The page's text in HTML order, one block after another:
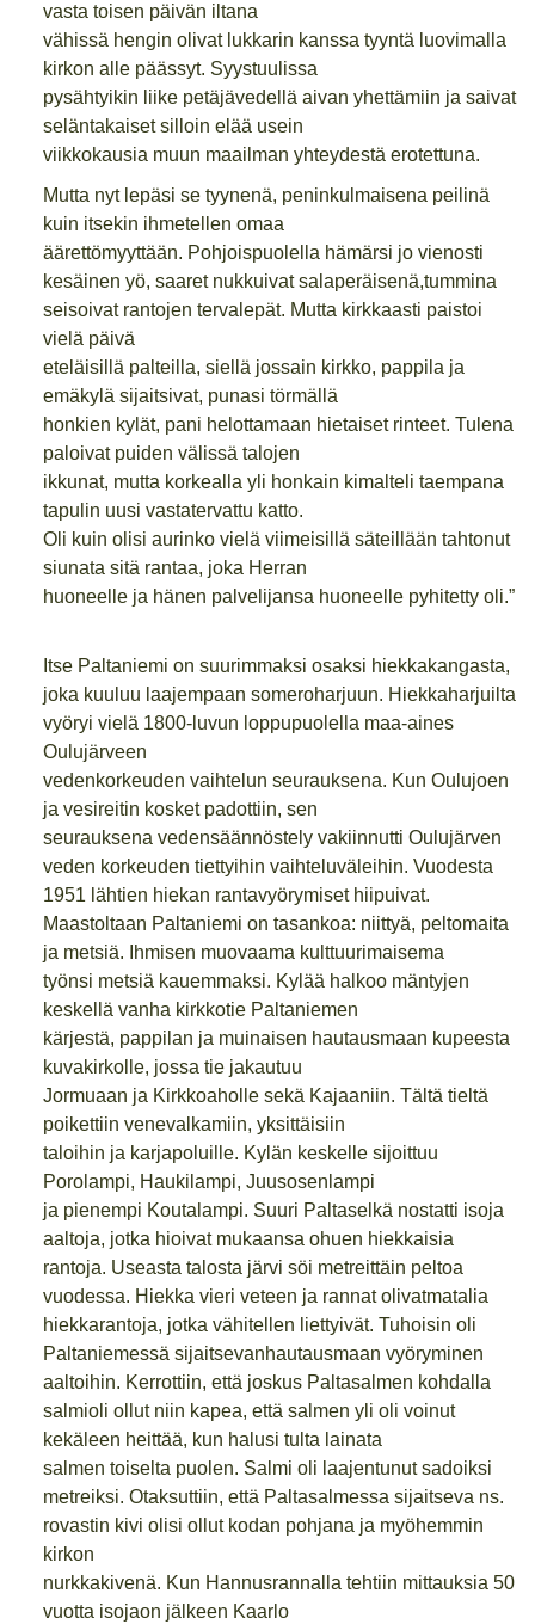
vasta toisen päivän iltana
vähissä hengin olivat lukkarin kanssa tyyntä luovimalla
kirkon alle päässyt. Syystuulissa
pysähtyikin liike petäjävedellä aivan yhettämiin ja saivat
seläntakaiset silloin elää usein
viikkokausia muun maailman yhteydestä erotettuna.
Mutta nyt lepäsi se tyynenä, peninkulmaisena peilinä
kuin itsekin ihmetellen omaa
äärettömyyttään. Pohjoispuolella hämärsi jo vienosti
kesäinen yö, saaret nukkuivat salaperäisenä,tummina
seisoivat rantojen tervalepät. Mutta kirkkaasti paistoi
vielä päivä
eteläisillä palteilla, siellä jossain kirkko, pappila ja
emäkylä sijaitsivat, punasi törmällä
honkien kylät, pani helottamaan hietaiset rinteet. Tulena
paloivat puiden välissä talojen
ikkunat, mutta korkealla yli honkain kimalteli taempana
tapulin uusi vastatervattu katto.
Oli kuin olisi aurinko vielä viimeisillä säteillään tahtonut
siunata sitä rantaa, joka Herran
huoneelle ja hänen palvelijansa huoneelle pyhitetty oli.”
Itse Paltaniemi on suurimmaksi osaksi hiekkakangasta,
joka kuuluu laajempaan someroharjuun. Hiekkaharjuilta
vyöryi vielä 1800-luvun loppupuolella maa-aines
Oulujärveen
vedenkorkeuden vaihtelun seurauksena. Kun Oulujoen
ja vesireitin kosket padottiin, sen
seurauksena vedensäännöstely vakiinnutti Oulujärven
veden korkeuden tiettyihin vaihteluväleihin. Vuodesta
1951 lähtien hiekan rantavyörymiset hiipuivat.
Maastoltaan Paltaniemi on tasankoa: niittyä, peltomaita
ja metsiä. Ihmisen muovaama kulttuurimaisema
työnsi metsiä kauemmaksi. Kylää halkoo mäntyjen
keskellä vanha kirkkotie Paltaniemen
kärjestä, pappilan ja muinaisen hautausmaan kupeesta
kuvakirkolle, jossa tie jakautuu
Jormuaan ja Kirkkoaholle sekä Kajaaniin. Tältä tieltä
poikettiin venevalkamiin, yksittäisiin
taloihin ja karjapoluille. Kylän keskelle sijoittuu
Porolampi, Haukilampi, Juusosenlampi
ja pienempi Koutalampi. Suuri Paltaselkä nostatti isoja
aaltoja, jotka hioivat mukaansa ohuen hiekkaisia
rantoja. Useasta talosta järvi söi metreittäin peltoa
vuodessa. Hiekka vieri veteen ja rannat olivatmatalia
hiekkarantoja, jotka vähitellen liettyivät. Tuhoisin oli
Paltaniemessä sijaitsevanhautausmaan vyöryminen
aaltoihin. Kerrottiin, että joskus Paltasalmen kohdalla
salmioli ollut niin kapea, että salmen yli oli voinut
kekäleen heittää, kun halusi tulta lainata
salmen toiselta puolen. Salmi oli laajentunut sadoiksi
metreiksi. Otaksuttiin, että Paltasalmessa sijaitseva ns.
rovastin kivi olisi ollut kodan pohjana ja myöhemmin
kirkon
nurkkakivenä. Kun Hannusrannalla tehtiin mittauksia 50
vuotta isojaon jälkeen Kaarlo